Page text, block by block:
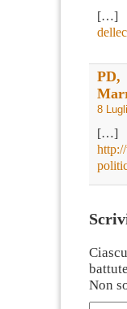
[…]
PD,
8
[…]
Non